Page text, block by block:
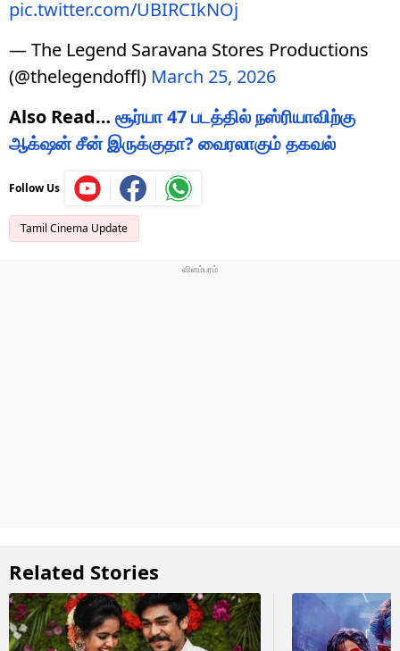
pic.twitter.com/UBIRCIkNOj
— The Legend Saravana Stores Productions
(@thelegendoffl) March 25, 2026
Also Read… சூர்யா 47 படத்தில் நஸ்ரியாவிற்கு
ஆக்‌ஷன் சீன் இருக்குதா? வைரலாகும் தகவல்
Follow Us
Tamil Cinema Update
Related Stories